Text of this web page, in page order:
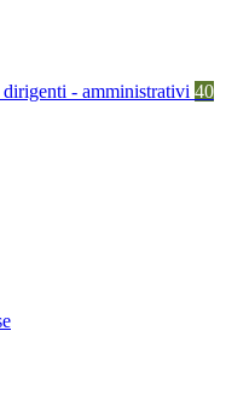
- amministrativi 40